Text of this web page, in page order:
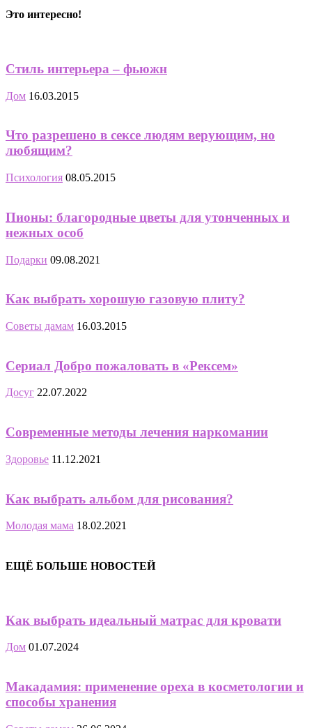
Это интересно!
Стиль интерьера – фьюжн
Дом 16.03.2015
Что разрешено в сексе людям верующим, но
любящим?
Психология 08.05.2015
Пионы: благородные цветы для утонченных и
нежных особ
Подарки 09.08.2021
Как выбрать хорошую газовую плиту?
Советы дамам 16.03.2015
Сериал Добро пожаловать в «Рексем»
Досуг 22.07.2022
Современные методы лечения наркомании
Здоровье 11.12.2021
Как выбрать альбом для рисования?
Молодая мама 18.02.2021
ЕЩЁ БОЛЬШЕ НОВОСТЕЙ
Как выбрать идеальный матрас для кровати
Дом 01.07.2024
Макадамия: применение ореха в косметологии и
способы хранения